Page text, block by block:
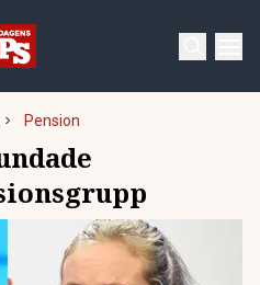
Pension